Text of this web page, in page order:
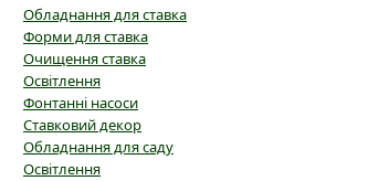
Обладнання для ставка
Форми для ставка
Очищення ставка
Освітлення
Фонтанні насоси
Ставковий декор
Обладнання для саду
Освітлення